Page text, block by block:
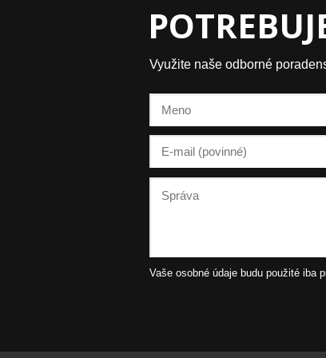
Využite naše odborné
Vaše osobné údaje budu použité iba